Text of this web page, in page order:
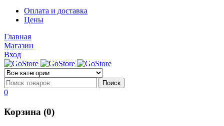
Диоды
Оплата и доставка
Цены
Главная
Магазин
Вход
0
Корзина (0)